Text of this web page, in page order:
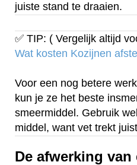
juiste stand te draaien.
✅ TIP: ( Vergelijk altijd
Wat kosten Kozijnen
Voor een nog betere
kun je ze het beste
smeermiddel. Gebruik
middel, want vet trekt
De afwerking